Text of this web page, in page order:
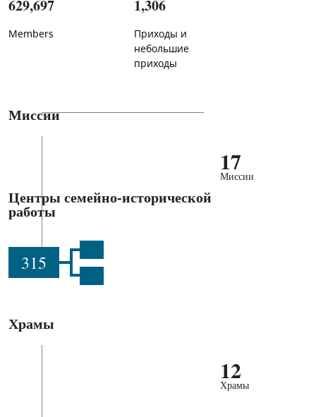
629,697
Members
1,306
Приходы и
небольшие
приходы
Миссии
17
Миссии
Центры семейно-исторической
работы
315
Храмы
12
Храмы